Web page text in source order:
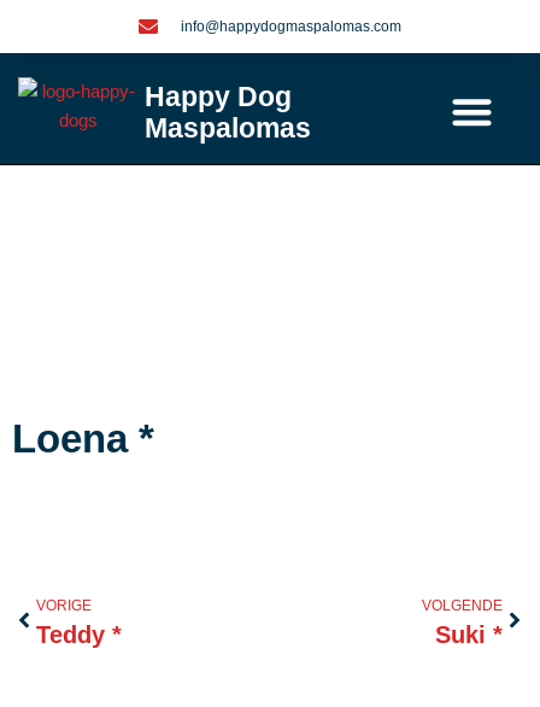
inhoud
info@happydogmaspalomas.com
Happy Dog
Maspalomas
Loena *
Vorige
VORIGE
Teddy *
VOLGENDE
Suki *